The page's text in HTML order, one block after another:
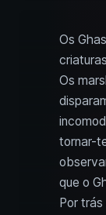
Os
Os
tornar-
que o
Por